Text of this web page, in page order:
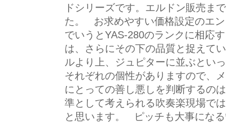
ドシリーズです。エルドン販売ま
た。 お求めやすい価格設定のエ
でいうとYAS-280のランクに相応
は、さらにその下の品質と捉えて
ルより上、ジュピターに並ぶとい
それぞれの個性がありますので、
にとっての善し悪しを判断するの
準として考えられる吹奏楽現場で
と思います。 ピッチも大事にな